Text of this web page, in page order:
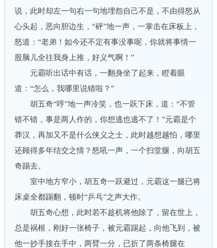
说，此时却左一句右一句地埋怨自己不是，不由得怒从
心头起，恶向胆边生，“砰”地一声，一掌击在床板上，
怒道：“老弟！如今还不定有事没事呢，你就将事情一
股脑儿全往我身上推，好义气啊！”
元霸听出话中有话，一翻身坐了起来，瞪着眼
道：“怎么，我哪里说错啦？”
胡五奇“哼”地一声冷笑，也一跃下床，道：“不管
错不错，事是两人作的，你想逃也逃不了！”元霸是个
莽汉，再加又不是什么侠义之士，此时越想越怕，哪里
还顾得多年结交之情？怒吼一声，一个扫堂腿，向胡五
奇踢去。
室中地方窄小，胡五奇一跃避过，元霸这一腿已将
床桌全都踢翻，顿时“乒乓”之声大作。
胡五奇心想，此时若不趁机将他除了，留在世上，
总是祸根，刚好一张椅子，被元霸踢起，向他飞到，被
他一抄手接在手中，两臂一分，已折了两条椅腿在